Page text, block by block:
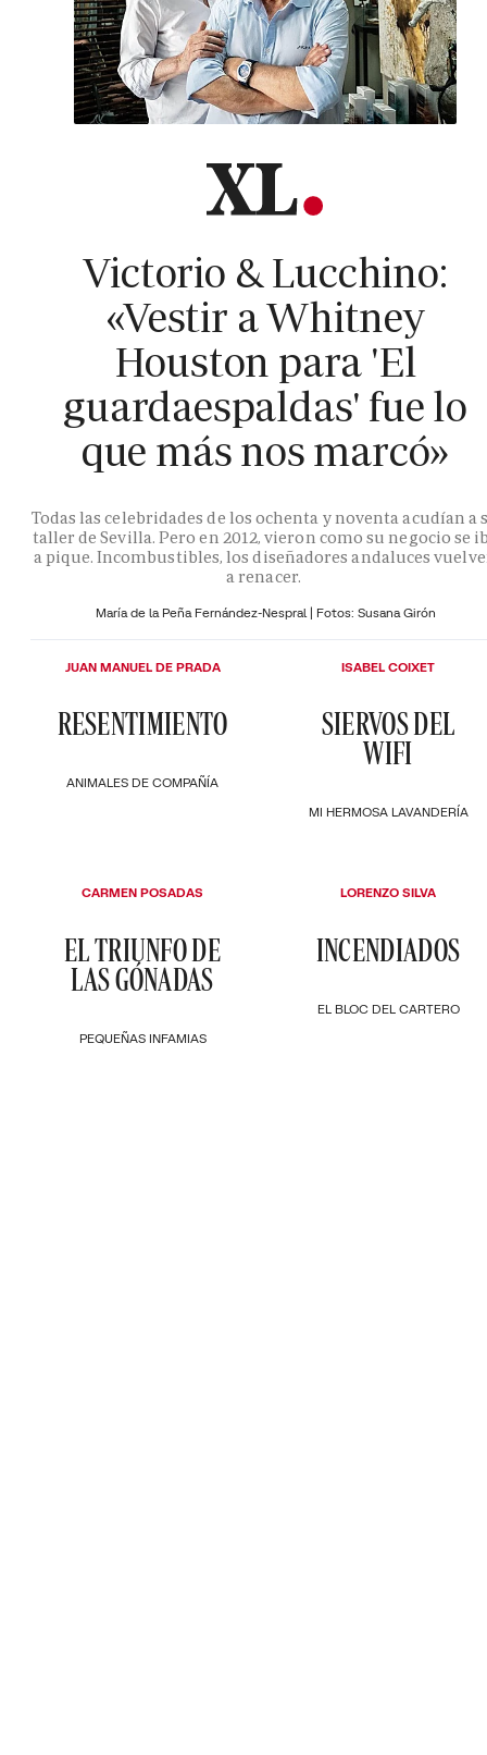
Victorio & Lucchino:
«Vestir a Whitney
Houston para 'El
guardaespaldas' fue lo
que más nos marcó»
Todas las celebridades de los ochenta y noventa acudían a
taller de Sevilla. Pero en 2012, vieron como su negocio se
a pique. Incombustibles, los diseñadores andaluces
a renacer.
María de la Peña Fernández-Nespral | Fotos: Susana Girón
ANIMALES DE COMPAÑÍA
RESENTIMIENTO
JUAN MANUEL DE PRADA
MI HERMOSA LAVANDERÍA
SIERVOS DEL
WIFI
ISABEL COIXET
PEQUEÑAS INFAMIAS
EL TRIUNFO DE
LAS GÓNADAS
CARMEN POSADAS
EL BLOC DEL CARTERO
INCENDIADOS
LORENZO SILVA